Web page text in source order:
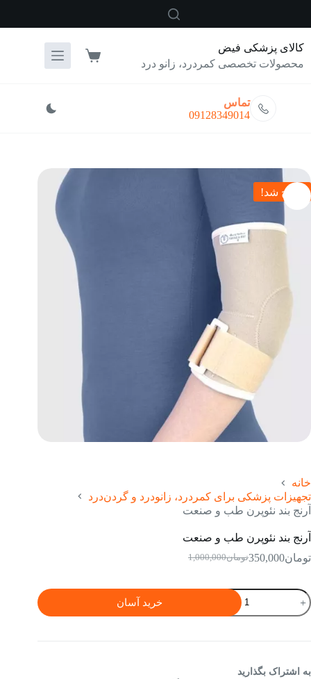
کالای پزشکی فیض
محصولات تخصصی کمردرد، زانو درد
سبد
تماس
09128349014
حراج شد!
خانه
تجهیزات پزشکی برای کمردرد، زانودرد و گردن‌درد
آرنج بند نئوپرن طب و صنعت
آرنج بند نئوپرن طب و صنعت
تومان1,000,000قیمت
تومان1,000,000
بود.
تومان350,000قیمت
تومان350,000.
آرنج
بند
نئوپرن
عدد
خرید آسان
به اشتراک بگذارید